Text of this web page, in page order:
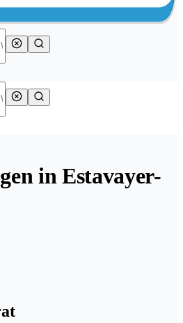
in Estavayer-